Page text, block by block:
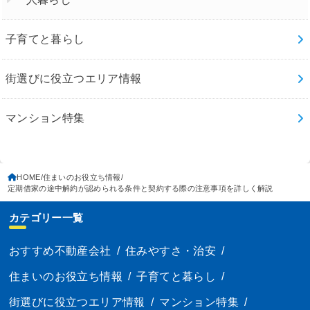
子育てと暮らし
街選びに役立つエリア情報
マンション特集
HOME 住まいのお役立ち情報
定期借家の途中解約が認められる条件と契約する際の注意事項を詳しく解説
カテゴリー一覧
おすすめ不動産会社 / 住みやすさ・治安 /
住まいのお役立ち情報 / 子育てと暮らし /
街選びに役立つエリア情報 / マンション特集 /